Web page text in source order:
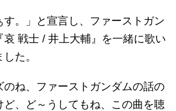
す。」と宣言し、ファーストガン
哀 戦士 / 井上大輔』を一緒に歌い
た。
のね、ファーストガンダムの話の
ど、ど～うしてもね、この曲を聴